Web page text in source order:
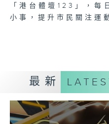
「港台體壇123」，每
小事，提升市民關注運
最新